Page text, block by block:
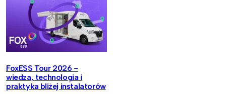
FoxESS Tour 2026 -
wiedza, technologia i
praktyka bliżej instalatorów